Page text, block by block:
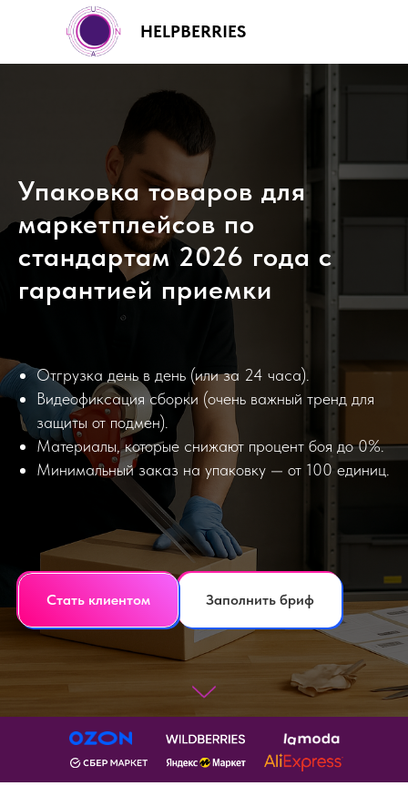
HELPBERRIES
+7 (499) 460-00-92
Упаковка товаров для
маркетплейсов по
стандартам 2026 года с
гарантией приемки
Отгрузка день в день (или за 24 часа).
Видеофиксация сборки (очень важный тренд для
защиты от подмен).
Материалы, которые снижают процент боя до 0%.
Минимальный заказ на упаковку — от 100 единиц.
Стать клиентом Заполнить бриф